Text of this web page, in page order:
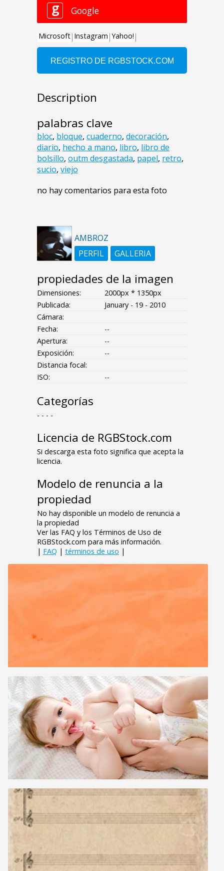
Description
palabras clave
bloc, bloque, cuaderno, decoración,
diario, hecho a mano, libro, libro de
bolsillo, outm desgastada, papel, retro,
sucio, viejo
no hay comentarios para esta foto
AMBROZ
PERFIL
GALLERIA
propiedades de la imagen
Dimensiones:
2000px * 1350px
Publicada:
January - 19 - 2010
Cámara:
Fecha:
--
Apertura:
--
Exposición:
--
Distancia focal:
ISO:
--
Categorías
- - - -
Licencia de RGBStock.com
Si descarga esta foto significa que acepta la
licencia.
Modelo de renuncia a la
propiedad
No hay disponible un modelo de renuncia a
la propiedad
Ver las FAQ y los Términos de Uso de
RGBStock.com para más información.
| FAQ | términos de uso |